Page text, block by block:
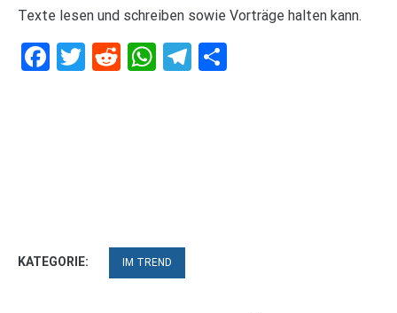
Texte lesen und schreiben sowie Vorträge halten kann.
Facebook
Twitter
RedditWhatsApp
Telegram
KATEGORIE: IM TREND